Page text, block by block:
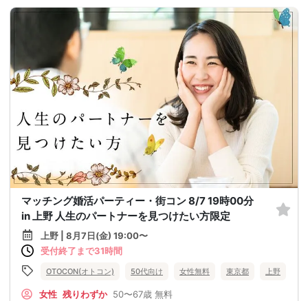
マッチング婚活パーティー・街コン 8/7 19時00分
in 上野 人生のパートナーを見つけたい方限定
上野 | 8月7日(金) 19:00〜
受付終了まで31時間
OTOCON(オトコン) 50代向け 女性無料 東京都 上野
女性 残りわずか 50〜67歳 無料